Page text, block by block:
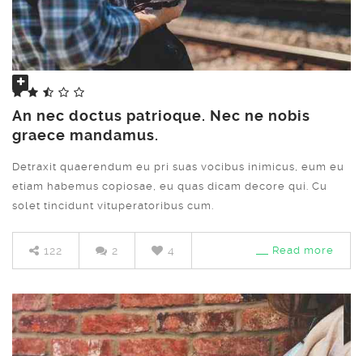
Share
An nec doctus patrioque. Nec ne nobis
graece mandamus.
Detraxit quaerendum eu pri suas vocibus inimicus, eum eu
etiam habemus copiosae, eu quas dicam decore qui. Cu
solet tincidunt vituperatoribus cum.
122 2 4 Read more